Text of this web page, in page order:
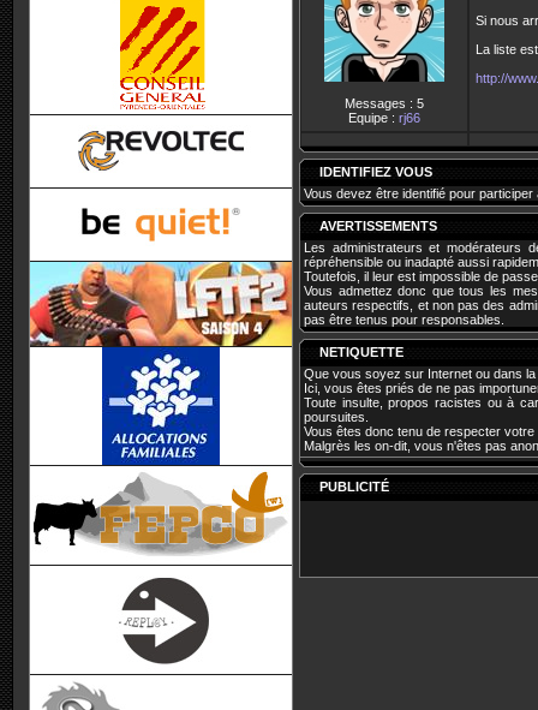
Messages : 5
Equipe : rj66
Si nous
La liste
http://
IDENTIFIEZ VOUS
Vous devez être identifié pour participer
AVERTISSEMENTS
Les administrateurs et modérateurs
répréhensible ou inadapté aussi
Toutefois, il leur est impossible de
Vous admettez donc que tous les
auteurs respectifs, et non pas des
pas être tenus pour responsables.
NETIQUETTE
Que vous soyez sur Internet ou dans
Ici, vous êtes priés de ne pas
Toute insulte, propos racistes ou à
poursuites.
Vous êtes donc tenu de respecter
Malgrès les on-dit, vous n'êtes pas
PUBLICITÉ